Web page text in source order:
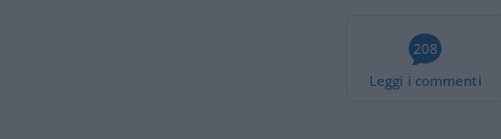
208
Leggi i commenti